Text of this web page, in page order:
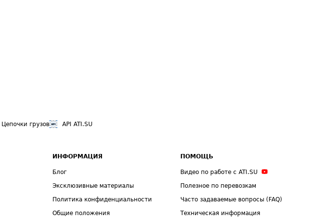
Цепочки грузов API ATI.SU
ИНФОРМАЦИЯ
Блог
Эксклюзивные материалы
Политика конфиденциальности
Общие положения
ПОМОЩЬ
Видео по работе с ATI.SU
Полезное по перевозкам
Часто задаваемые вопросы (FAQ)
Техническая информация